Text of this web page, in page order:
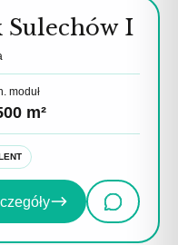
Sulechów I
moduł
m²